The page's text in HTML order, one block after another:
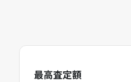
最高査定額